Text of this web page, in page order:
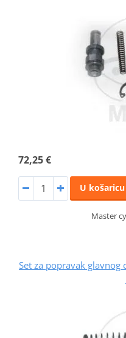
72,25 €
U košaricu
Master
Set za popravak glavnog